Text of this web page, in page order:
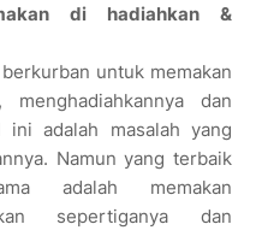
di hadiahkan &
untuk memakan
dan
ini adalah masalah yang
Namun yang terbaik
adalah memakan
sepertiganya dan